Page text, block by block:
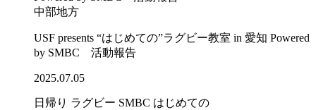
中部地方
USF presents “はじめての”ラグビー教室 in 愛知 Powered
by SMBC 活動報告
2025.07.05
日帰り ラグビー SMBC はじめての